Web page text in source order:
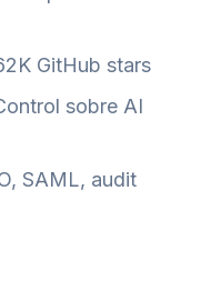
GitHub stars
sobre AI
SAML, audit